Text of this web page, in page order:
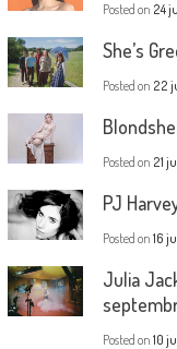
Posted on 24
She’s
Posted on 22
Posted on 21
PJ
Posted on 16
Julia
Posted on 10